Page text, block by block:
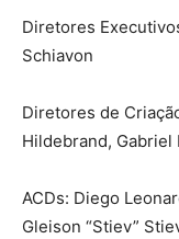
Diretores
Schiavon
Diretores de
Hildebrand, Gabriel
ACDs: Diego
Gleison “Stiev”